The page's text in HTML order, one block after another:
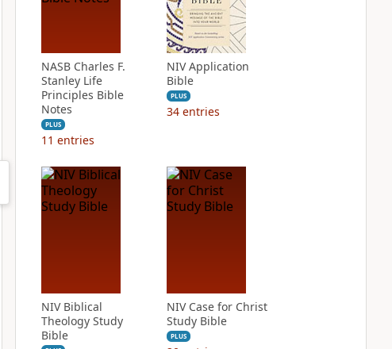
NASB Charles F.
Stanley Life
Principles Bible
Notes
PLUS
11 entries
NIV Application
Bible
PLUS
34 entries
NIV Biblical
Theology Study
Bible
NIV Case for Christ
Study Bible
PLUS